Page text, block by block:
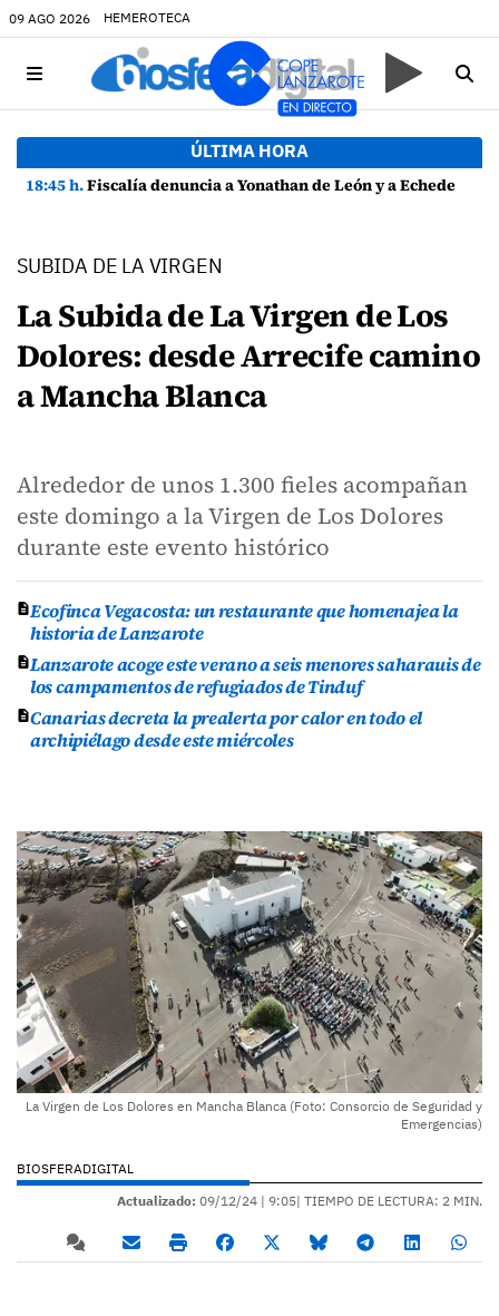
09 AGO 2026 HEMEROTECA
ÚLTIMA HORA
18:45 h.Fiscalía denuncia a Yonathan de León y a Echedey Eugenio por presuntas anomalías en contratos festivos
SUBIDA DE LA VIRGEN
La Subida de La Virgen de Los
Dolores: desde Arrecife camino
a Mancha Blanca
Alrededor de unos 1.300 fieles acompañan
este domingo a la Virgen de Los Dolores
durante este evento histórico
Ecofinca Vegacosta: un restaurante que homenajea la
historia de Lanzarote
Lanzarote acoge este verano a seis menores saharauis de
los campamentos de refugiados de Tinduf
Canarias decreta la prealerta por calor en todo el
archipiélago desde este miércoles
La Virgen de Los Dolores en Mancha Blanca (Foto: Consorcio de Seguridad y
Emergencias)
BIOSFERADIGITAL
Actualizado: 09/12/24 | 9:05| TIEMPO DE LECTURA: 2 MIN.